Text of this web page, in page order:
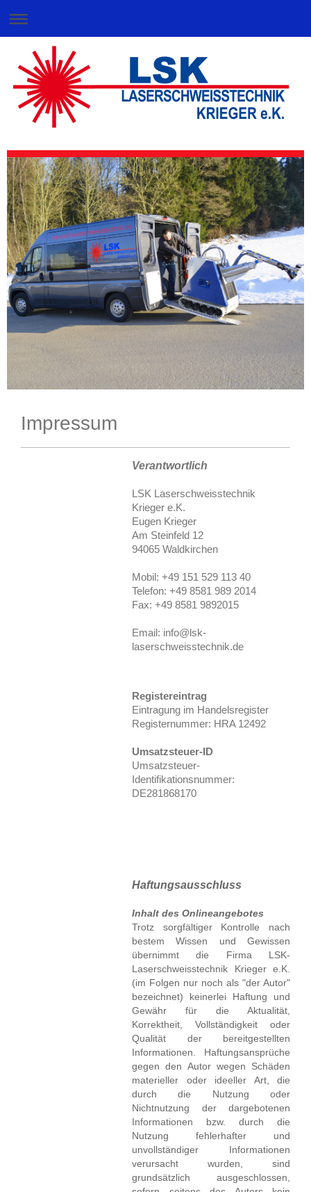
Impressum
Verantwortlich
LSK Laserschweisstechnik
Krieger e.K.
Eugen Krieger
Am Steinfeld 12
94065 Waldkirchen
Mobil: +49 151 529 113 40
Telefon: +49 8581 989 2014
Fax: +49 8581 9892015
Email: info@lsk-
laserschweisstechnik.de
Registereintrag
Eintragung im Handelsregister
Registernummer: HRA 12492
Umsatzsteuer-ID
Umsatzsteuer-
Identifikationsnummer:
DE281868170
Haftungsausschluss
Inhalt des Onlineangebotes
Trotz sorgfältiger Kontrolle nach
bestem Wissen und Gewissen
übernimmt die Firma LSK-
Laserschweisstechnik Krieger e.K.
(im Folgen nur noch als "der Autor"
bezeichnet) keinerlei Haftung und
Gewähr für die Aktualität,
Korrektheit, Vollständigkeit oder
Qualität der bereitgestellten
Informationen. Haftungsansprüche
gegen den Autor wegen Schäden
materieller oder ideeller Art, die
durch die Nutzung oder
Nichtnutzung der dargebotenen
Informationen bzw. durch die
Nutzung fehlerhafter und
unvollständiger Informationen
verursacht wurden, sind
grundsätzlich ausgeschlossen,